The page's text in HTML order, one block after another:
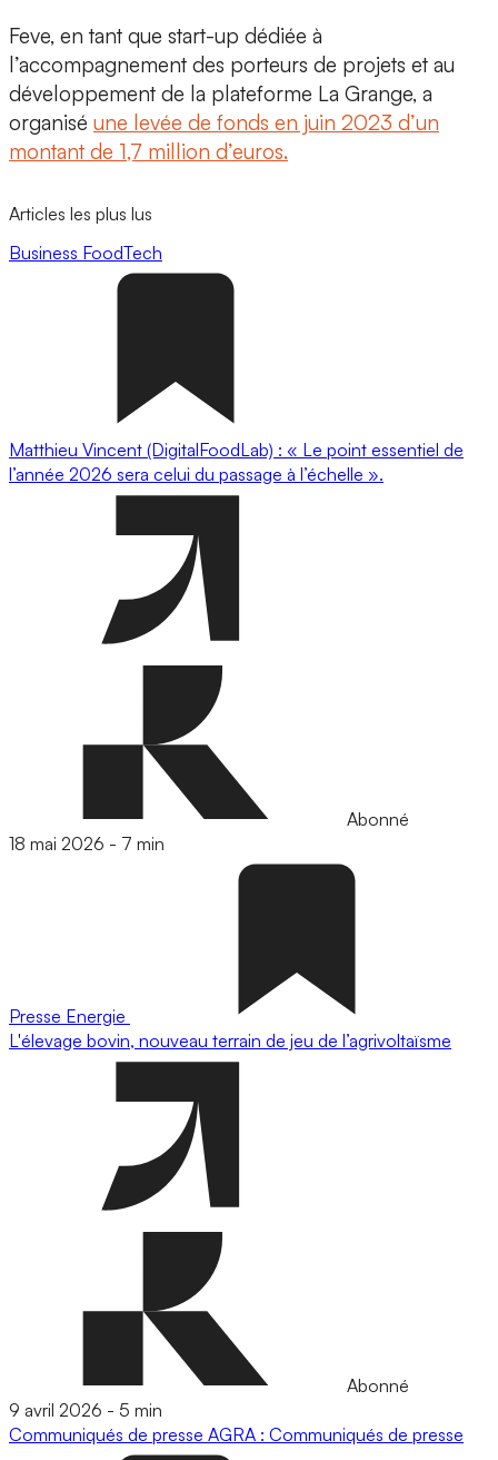
Feve, en tant que start-up dédiée à
l’accompagnement des porteurs de projets et au
développement de la plateforme La Grange, a
organisé une levée de fonds en juin 2023 d’un
montant de 1,7 million d’euros.
Articles les plus lus
Business FoodTech
Matthieu Vincent (DigitalFoodLab) : « Le point essentiel de
l’année 2026 sera celui du passage à l’échelle ».
Abonné
18 mai 2026 - 7 min
Presse Energie
L'élevage bovin, nouveau terrain de jeu de l’agrivoltaïsme
Abonné
9 avril 2026 - 5 min
Communiqués de presse AGRA : Communiqués de presse